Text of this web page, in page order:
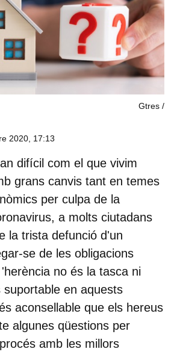
Gtres
2020, 17:13
difícil com el que vivim
grans canvis tant en temes
per culpa de la
a molts ciutadans
la trista defunció d'un
se de les obligacions
'herència no és la tasca ni
en aquests
aconsellable que els hereus
algunes qüestions per
amb les millors